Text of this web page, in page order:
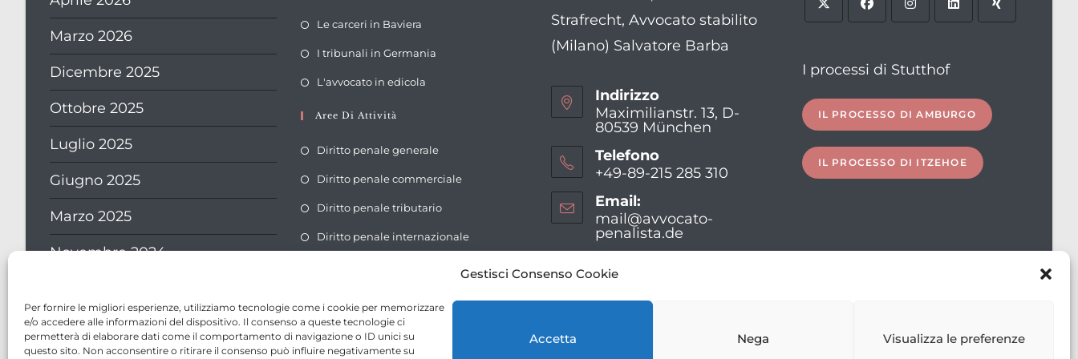
Gestisci Consenso Cookie
Per fornire le migliori esperienze, utilizziamo tecnologie come i cookie per memorizzare
e/o accedere alle informazioni del dispositivo. Il consenso a queste tecnologie ci
permetterà di elaborare dati come il comportamento di navigazione o ID unici su
questo sito. Non acconsentire o ritirare il consenso può influire negativamente su
Accetta Nega Visualizza le preferenze
Marzo 2026
Dicembre 2025
Ottobre 2025
Luglio 2025
Giugno 2025
Marzo 2025
Novembre 2024
Agosto 2024
new
Le carceri in Baviera
a
new
I tribunali in Germania
L'avvocato in edicola
tab
Aree Di Attività
Diritto penale generale
Diritto penale commerciale
Diritto penale tributario
Diritto penale internazionale
Strafrecht, Avvocato stabilito
(Milano) Salvatore Barba
Indirizzo
Maximilianstr. 13, D-
80539 München
Telefono
+49-89-215 285 310
in
your
application
Email:
mail@avvocato-
penalista.de
I processi di Stutthof
IL PROCESSO DI AMBURGO
IL PROCESSO DI ITZEHOE